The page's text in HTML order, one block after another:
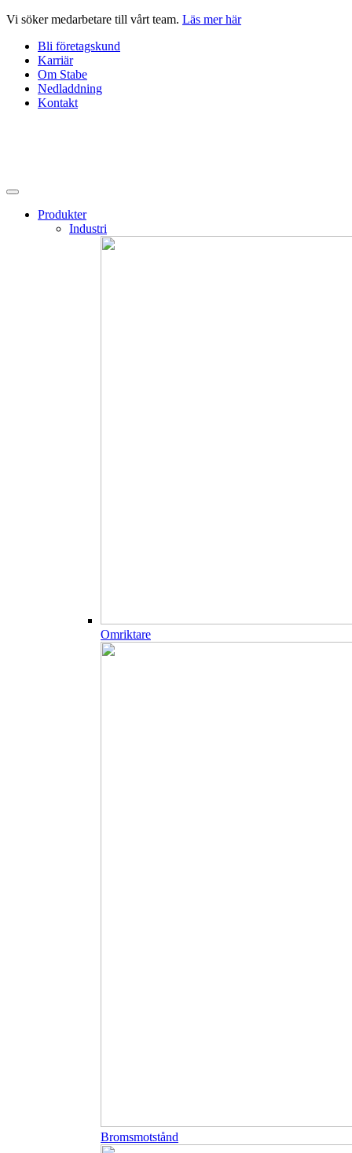
Hoppa
innehåll
Vi söker medarbetare till vårt team. Läs mer här
Bli företagskund
Karriär
Om Stabe
Nedladdning
Kontakt
Produkter
Industri
Omriktare
Bromsmotstånd